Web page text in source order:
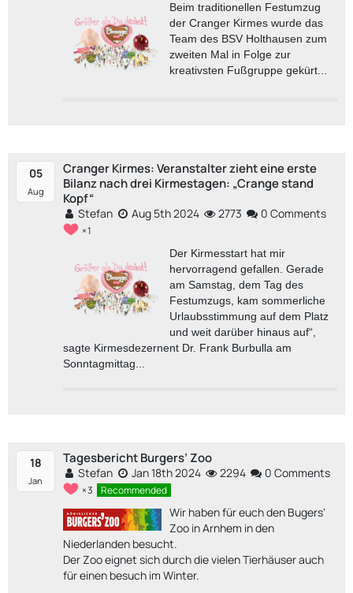
Beim traditionellen Festumzug
der Cranger Kirmes wurde das
Team des BSV Holthausen zum
zweiten Mal in Folge zur
kreativsten Fußgruppe gekürt...
05
Aug
Cranger Kirmes: Veranstalter zieht eine erste
Bilanz nach drei Kirmestagen: „Crange stand
Kopf“
Stefan Aug 5th 2024 2773 0 Comments
1
Der Kirmesstart hat mir
hervorragend gefallen. Gerade
am Samstag, dem Tag des
Festumzugs, kam sommerliche
Urlaubsstimmung auf dem Platz
und weit darüber hinaus auf“,
sagte Kirmesdezernent Dr. Frank Burbulla am
Sonntagmittag...
18
Jan
Tagesbericht Burgers’ Zoo
Stefan Jan 18th 2024 2294 0 Comments
3 Recommended
Wir haben für euch den Bugers‘
Zoo in Arnhem in den
Niederlanden besucht.
Der Zoo eignet sich durch die vielen Tierhäuser auch
für einen besuch im Winter.